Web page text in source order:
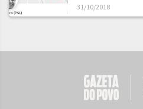
31/10/2018